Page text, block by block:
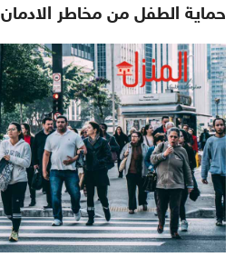
حماية الطفل من مخاطر الادمان